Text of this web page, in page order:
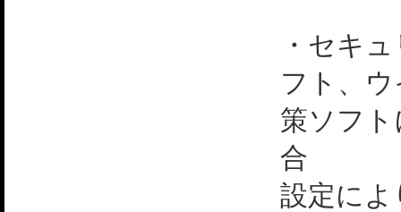
・セキ
フト、
策ソフ
合
設定に